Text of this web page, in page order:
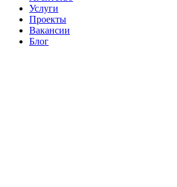
Услуги
Проекты
Вакансии
Блог